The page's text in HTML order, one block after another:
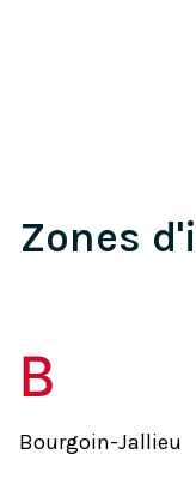
Zones
B
Bourgoin-Jallieu